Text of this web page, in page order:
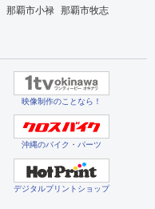
那覇市小禄 那覇市牧志
映像制作のことなら！
沖縄のバイク・パーツ
デジタルプリントショップ